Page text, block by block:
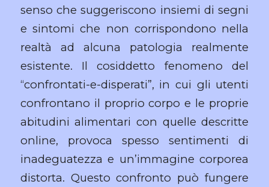
senso che suggeriscono insiemi di segni
e sintomi che non corrispondono nella
realtà ad alcuna patologia realmente
esistente. Il cosiddetto fenomeno del
“confrontati-e-disperati”, in cui gli utenti
confrontano il proprio corpo e le proprie
abitudini alimentari con quelle descritte
online, provoca spesso sentimenti di
inadeguatezza e un’immagine corporea
distorta. Questo confronto può fungere